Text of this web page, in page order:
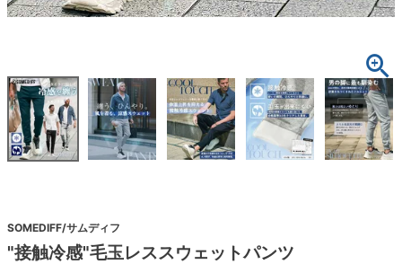
SOMEDIFF/サムディフ
"接触冷感"毛玉レススウェットパンツ